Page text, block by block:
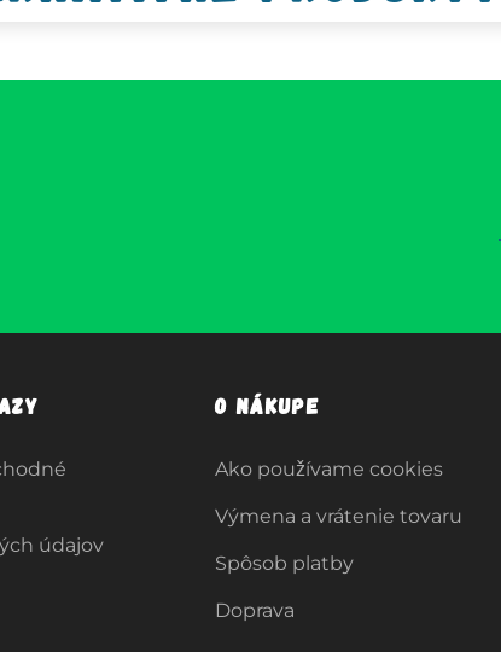
údajov
O nákupe
Ako používame cookies
Výmena a vrátenie tovaru
Spôsob platby
Doprava